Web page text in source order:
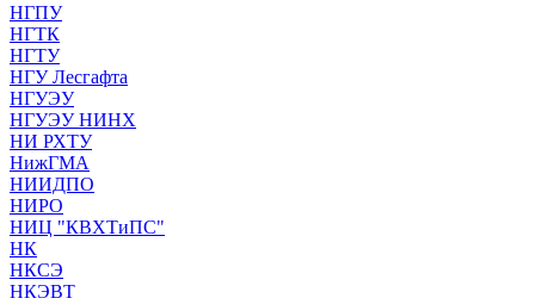
НГПУ
НГТК
НГТУ
НГУ Лесгафта
НГУЭУ
НГУЭУ НИНХ
НИ РХТУ
НижГМА
НИИДПО
НИРО
НИЦ "КВХТиПС"
НК
НКСЭ
НКЭВТ